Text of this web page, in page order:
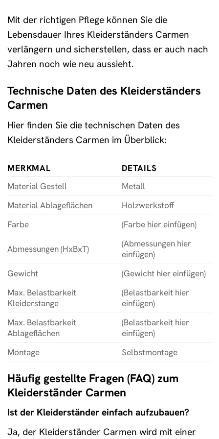
Mit der richtigen Pflege können Sie die
Lebensdauer Ihres Kleiderständers Carmen
verlängern und sicherstellen, dass er auch nach
Jahren noch wie neu aussieht.
Technische Daten des Kleiderständers
Carmen
Hier finden Sie die technischen Daten des
Kleiderständers Carmen im Überblick:
MERKMAL
DETAILS
Material Gestell
Metall
Material Ablageflächen
Holzwerkstoff
Farbe
(Farbe hier einfügen)
Abmessungen (HxBxT)
(Abmessungen hier
einfügen)
Gewicht
(Gewicht hier einfügen)
Max. Belastbarkeit
Kleiderstange
(Belastbarkeit hier
einfügen)
Max. Belastbarkeit
Ablageflächen
(Belastbarkeit hier
einfügen)
Montage
Selbstmontage
Häufig gestellte Fragen (FAQ) zum
Kleiderständer Carmen
Ist der Kleiderständer einfach aufzubauen?
Ja, der Kleiderständer Carmen wird mit einer